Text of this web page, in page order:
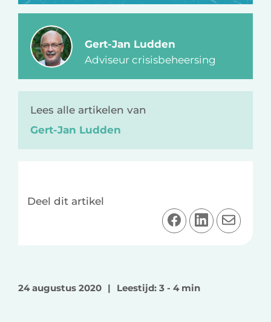
Gert-Jan Ludden
Adviseur crisisbeheersing
Lees alle artikelen van
Gert-Jan Ludden
Deel dit artikel
D
e
o
D
e
D
e
24 augustus 2020 | Leestijd: 3 - 4 min